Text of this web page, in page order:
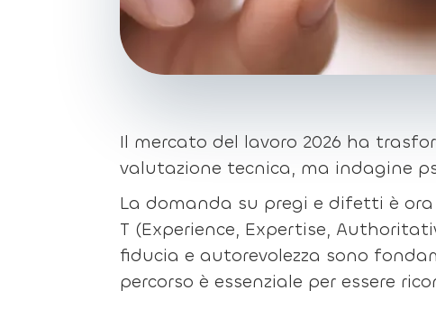
Il mercato del lavoro 2026 ha
valutazione tecnica, ma indagine
La domanda su pregi e difetti è
T (Experience, Expertise,
fiducia e autorevolezza sono
percorso è essenziale per essere